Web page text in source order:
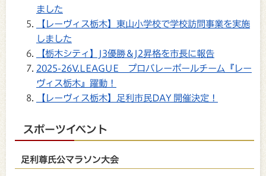
ました
【レーヴィス栃木】東山小学校で学校訪問事業を実施
しました
【栃木シティ】J3優勝＆J2昇格を市長に報告
2025-26V.LEAGUE プロバレーボールチーム『レー
ヴィス栃木』躍動！
【レーヴィス栃木】足利市民DAY 開催決定！
スポーツイベント
足利尊氏公マラソン大会